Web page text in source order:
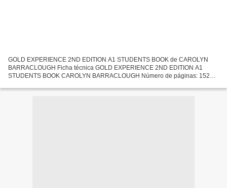
GOLD EXPERIENCE 2ND EDITION A1 STUDENTS BOOK de CAROLYN
BARRACLOUGH Ficha técnica GOLD EXPERIENCE 2ND EDITION A1
STUDENTS BOOK CAROLYN BARRACLOUGH Número de páginas: 152
Editorial: PEARSON...